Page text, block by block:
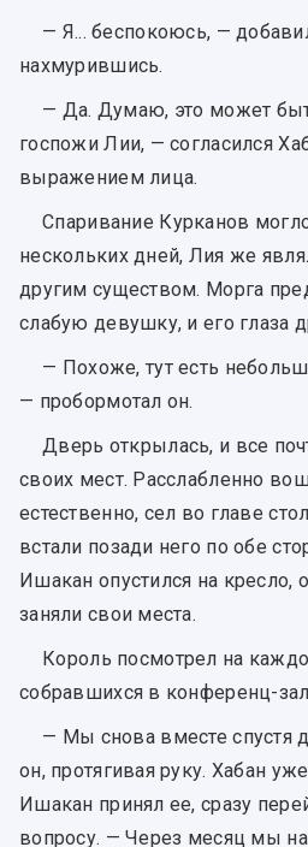
— Я... беспокоюсь, —
нахмурившись.
— Да. Думаю, это может
госпожи Лии, — согласился
выражением лица.
Спаривание Курканов
нескольких дней, Лия же
другим существом. Морга
слабую девушку, и его глаза
— Похоже, тут есть
— пробормотал он.
Дверь открылась, и все
своих мест. Расслабленно
естественно, сел во главе
встали позади него по обе
Ишакан опустился на
заняли свои места.
Король посмотрел на
собравшихся в конференц-
— Мы снова вместе спустя
он, протягивая руку. Хабан
Ишакан принял ее, сразу
вопросу. — Через месяц мы